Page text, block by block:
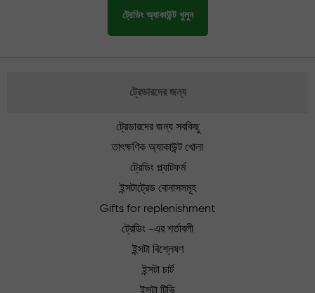
ট্রেডিং অ্যাকাউন্ট খুলুন
ট্রেডারদের জন্য
ট্রেডারদের জন্য সবকিছু
তাৎক্ষণিক অ্যাকাউন্ট খোলা
ট্রেডিং প্ল্যাটফর্ম
ইন্সটাট্রেড বোনাসসমূহ
Gifts for replenishment
ট্রেডিং -এর শর্তাবলী
ইন্সটা বিশ্লেষণ
ইন্সটা চার্ট
ইন্সটা টিভি